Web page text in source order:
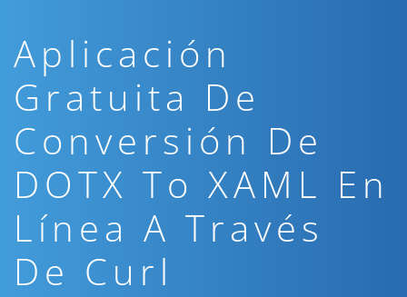
Aplicación
Gratuita De
Conversión De
DOTX To XAML En
Línea A Través
De Curl